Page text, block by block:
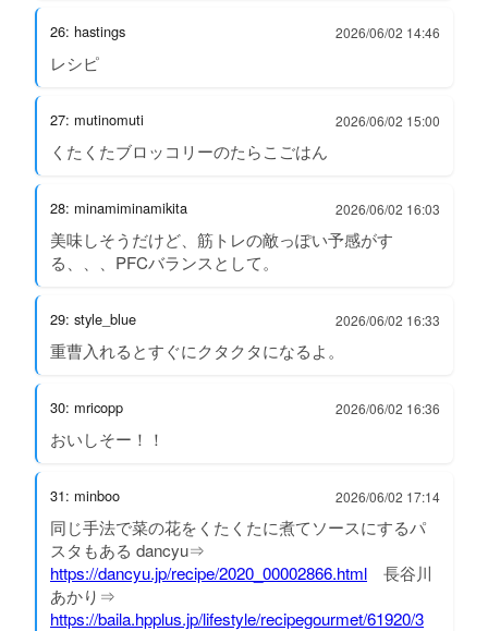
26: hastings 2026/06/02 14:46
レシピ
27: mutinomuti 2026/06/02 15:00
くたくたブロッコリーのたらこごはん
28: minamiminamikita 2026/06/02 16:03
美味しそうだけど、筋トレの敵っぽい予感がす
る、、、PFCバランスとして。
29: style_blue 2026/06/02 16:33
重曹入れるとすぐにクタクタになるよ。
30: mricopp 2026/06/02 16:36
おいしそー！！
31: minboo 2026/06/02 17:14
同じ手法で菜の花をくたくたに煮てソースにするパ
スタもある dancyu⇒
https://dancyu.jp/recipe/2020_00002866.html 長谷川
あかり⇒
https://baila.hpplus.jp/lifestyle/recipegourmet/61920/3